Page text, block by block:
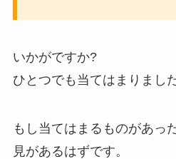
いかがですか?
ひとつでも当てはまりまし
もし当てはまるものがあっ
見があるはずです。